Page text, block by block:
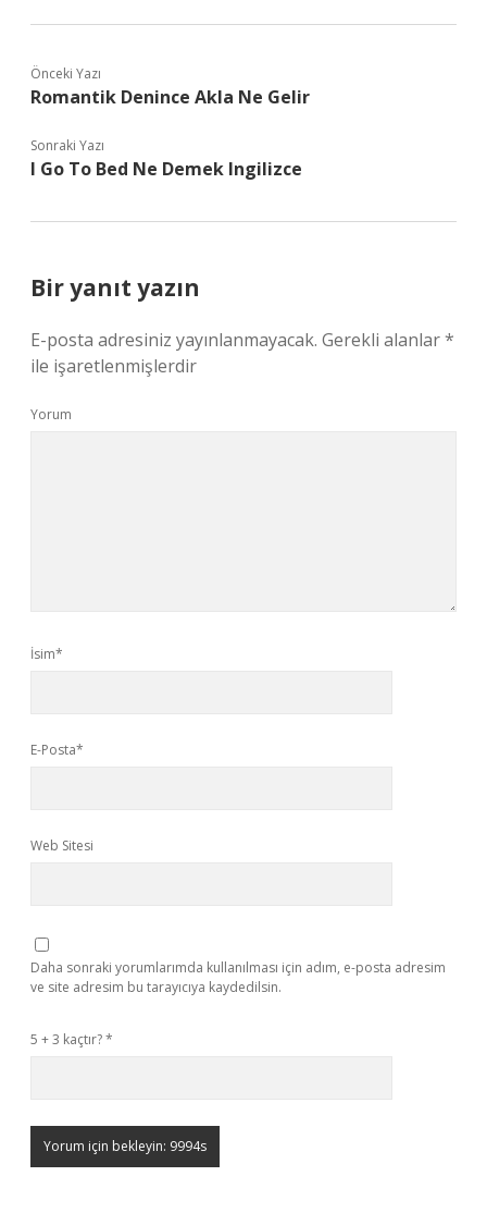
Önceki Yazı
Romantik Denince Akla Ne Gelir
Sonraki Yazı
I Go To Bed Ne Demek Ingilizce
Bir yanıt yazın
E-posta adresiniz yayınlanmayacak. Gerekli alanlar*
ile işaretlenmişlerdir
Yorum
İsim*
E-Posta*
Web Sitesi
Daha sonraki yorumlarımda kullanılması için adım, e-posta adresim
ve site adresim bu tarayıcıya kaydedilsin.
5 + 3 kaçtır?*